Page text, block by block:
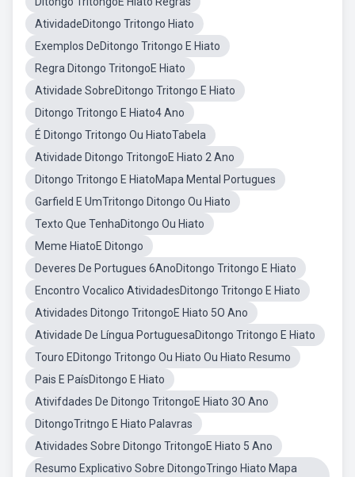
AtividadeDitongo Tritongo Hiato
Exemplos DeDitongo Tritongo E Hiato
Regra Ditongo TritongoE Hiato
Atividade SobreDitongo Tritongo E Hiato
Ditongo Tritongo E Hiato4 Ano
É Ditongo Tritongo Ou HiatoTabela
Atividade Ditongo TritongoE Hiato 2 Ano
Ditongo Tritongo E HiatoMapa Mental Portugues
Garfield E UmTritongo Ditongo Ou Hiato
Texto Que TenhaDitongo Ou Hiato
Meme HiatoE Ditongo
Deveres De Portugues 6AnoDitongo Tritongo E Hiato
Encontro Vocalico AtividadesDitongo Tritongo E Hiato
Atividades Ditongo TritongoE Hiato 5O Ano
Atividade De Língua PortuguesaDitongo Tritongo E Hiato
Touro EDitongo Tritongo Ou Hiato Ou Hiato Resumo
Pais E PaísDitongo E Hiato
Ativifdades De Ditongo TritongoE Hiato 3O Ano
DitongoTritngo E Hiato Palavras
Atividades Sobre Ditongo TritongoE Hiato 5 Ano
Resumo Explicativo Sobre DitongoTringo Hiato Mapa